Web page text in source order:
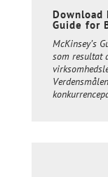
Download
Guide for
McKinsey’s
som resultat